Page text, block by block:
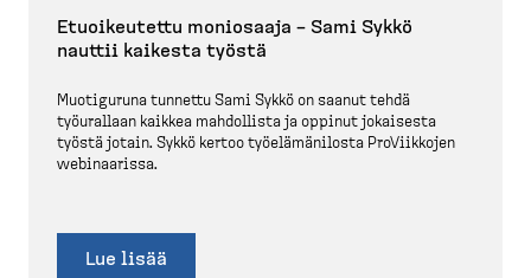
Etuoikeutettu moniosaaja – Sami Sykkö
nauttii kaikesta työstä
Muotiguruna tunnettu Sami Sykkö on saanut tehdä
työurallaan kaikkea mahdollista ja oppinut jokaisesta
työstä jotain. Sykkö kertoo työelä­mä­nilosta ProViikkojen
webinaarissa.
Lue lisää